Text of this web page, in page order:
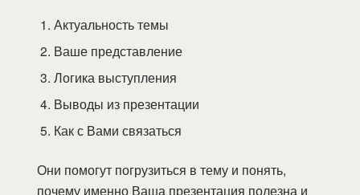
Актуальность темы
Ваше представление
Логика выступления
Выводы из презентации
Как с Вами связаться
Они помогут погрузиться в тему и понять,
почему именно Ваша презентация полезна и